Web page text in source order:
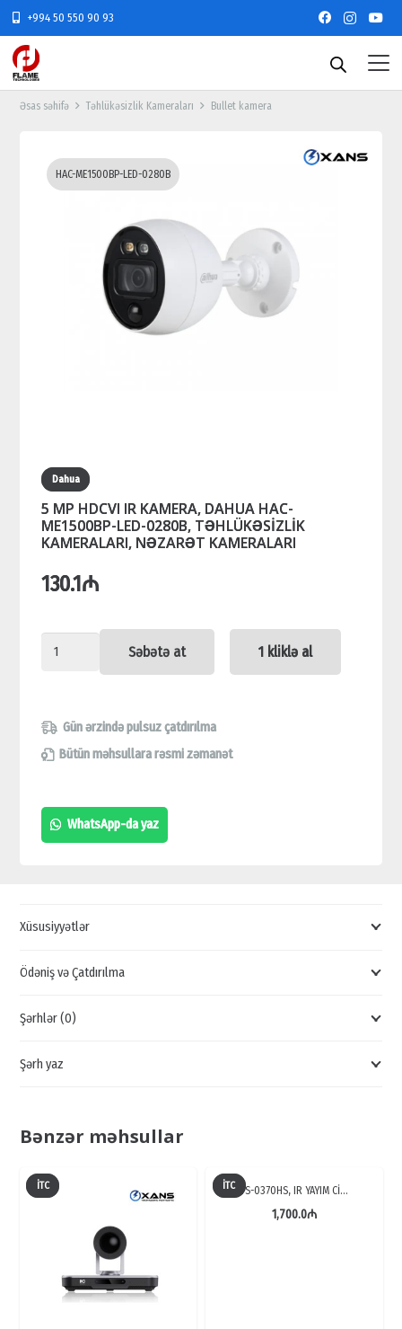
+994 50 550 90 93
Əsas səhifə Təhlükəsizlik Kameraları Bullet kamera
HAC-ME1500BP-LED-0280B
Dahua
5 MP HDCVI IR KAMERA, DAHUA HAC-
ME1500BP-LED-0280B, TƏHLÜKƏSİZLİK
KAMERALARI, NƏZARƏT KAMERALARI
130.1 ₼
IR
KAMERA,
HAC-
ME1500BP-
NƏZARƏT
quantity
Səbətə at 1 kliklə al
Gün ərzində pulsuz çatdırılma
Bütün məhsullara rəsmi zəmanət
WhatsApp-da yaz
Xüsusiyyətlər
Ödəniş və Çatdırılma
Şərhlər (0)
Şərh yaz
Bənzər məhsullar
İTC İTC TS-0370HS, IR YAYIM Cİ…
1,700.0₼